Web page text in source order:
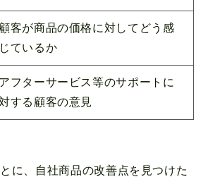
顧客が商品の価格に対してどう感
じているか
アフターサービス等のサポートに
する顧客の意見
に、自社商品の改善点を見つけた